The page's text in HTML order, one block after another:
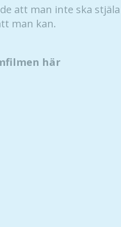
att man inte ska
man kan.
här